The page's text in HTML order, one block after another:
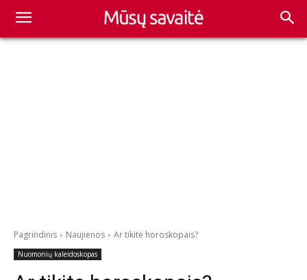
Pagrindinis Naujienos Ar tikite horoskopais?
Nuomonių kaleidoskopas